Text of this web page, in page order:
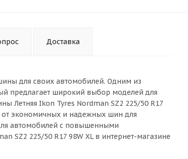
Доставка
для своих автомобилей. Одним из
предлагает широкий выбор моделей для
Летняя Ikon Tyres Nordman SZ2 225/50 R17
от экономичных и надежных шин для
автомобилей с повышенными
SZ2 225/50 R17 98W XL в интернет-магазине